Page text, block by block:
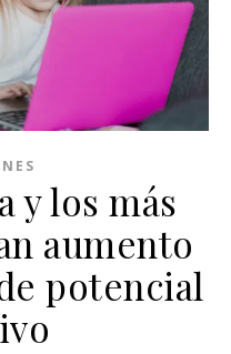
y los más
aumento
potencial